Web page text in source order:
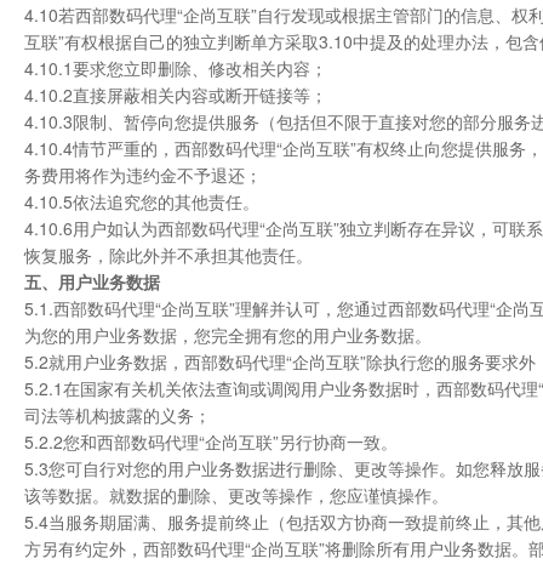
4.10若西部数码代理“企尚互联”自行发现或根据主管部门的信息、
互联”有权根据自己的独立判断单方采取3.10中提及的处理办法，包
4.10.1要求您立即删除、修改相关内容；
4.10.2直接屏蔽相关内容或断开链接等；
4.10.3限制、暂停向您提供服务（包括但不限于直接对您的部分服
4.10.4情节严重的，西部数码代理“企尚互联”有权终止向您提供服
务费用将作为违约金不予退还；
4.10.5依法追究您的其他责任。
4.10.6用户如认为西部数码代理“企尚互联”独立判断存在异议，可联
恢复服务，除此外并不承担其他责任。
五、用户业务数据
5.1.西部数码代理“企尚互联”理解并认可，您通过西部数码代理“企
为您的用户业务数据，您完全拥有您的用户业务数据。
5.2就用户业务数据，西部数码代理“企尚互联”除执行您的服务要求
5.2.1在国家有关机关依法查询或调阅用户业务数据时，西部数码代
司法等机构披露的义务；
5.2.2您和西部数码代理“企尚互联”另行协商一致。
5.3您可自行对您的用户业务数据进行删除、更改等操作。如您释放
该等数据。就数据的删除、更改等操作，您应谨慎操作。
5.4当服务期届满、服务提前终止（包括双方协商一致提前终止，其
方另有约定外，西部数码代理“企尚互联”将删除所有用户业务数据